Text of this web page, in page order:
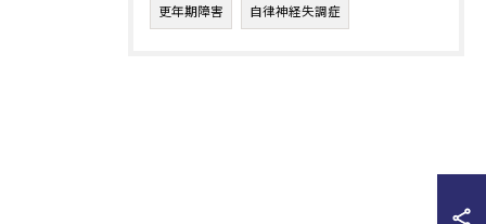
更年期障害 自律神経失調症